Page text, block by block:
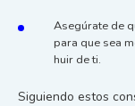
Asegúrate de
para que sea
huir de ti.
Siguiendo estos